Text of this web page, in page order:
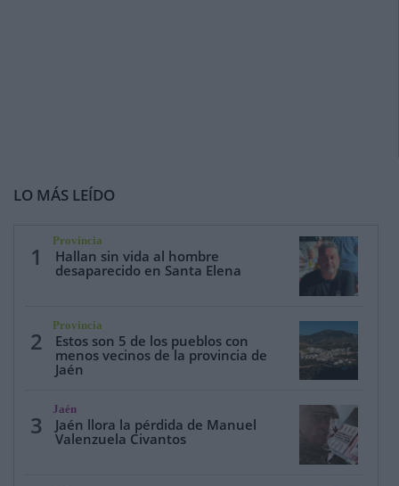
LO MÁS LEÍDO
1
Provincia
Hallan sin vida al hombre
desaparecido en Santa Elena
2
Provincia
Estos son 5 de los pueblos con
menos vecinos de la provincia de
Jaén
3
Jaén
Jaén llora la pérdida de Manuel
Valenzuela Civantos